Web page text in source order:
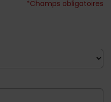
*Champs obligatoires